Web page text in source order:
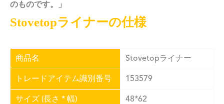
のものです。」
Stovetopライナーの仕様
商品名 Stovetopライナー
トレードアイテム識別番号 153579
サイズ (長さ * 幅) 48*62